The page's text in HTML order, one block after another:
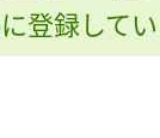
登録して